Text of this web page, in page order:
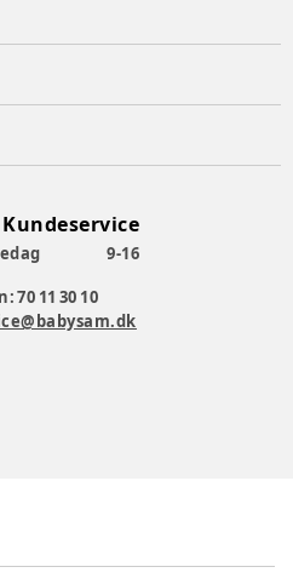
9-16
70 11 30 10